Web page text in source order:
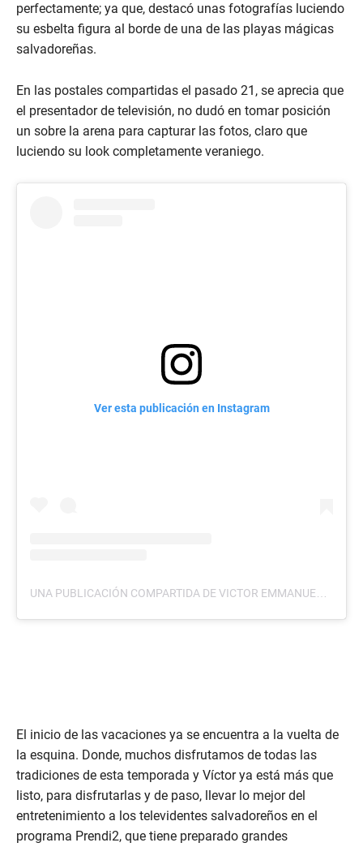
perfectamente; ya que, destacó unas fotografías luciendo
su esbelta figura al borde de una de las playas mágicas
salvadoreñas.
En las postales compartidas el pasado 21, se aprecia que
el presentador de televisión, no dudó en tomar posición
un sobre la arena para capturar las fotos, claro que
luciendo su look completamente veraniego.
Ver esta publicación en Instagram
UNA PUBLICACIÓN COMPARTIDA DE VICTOR EMMANUELLE 🇸🇻 (@VICTOREMMANUELLE)
El inicio de las vacaciones ya se encuentra a la vuelta de
la esquina. Donde, muchos disfrutamos de todas las
tradiciones de esta temporada y Víctor ya está más que
listo, para disfrutarlas y de paso, llevar lo mejor del
entretenimiento a los televidentes salvadoreños en el
programa Prendi2, que tiene preparado grandes